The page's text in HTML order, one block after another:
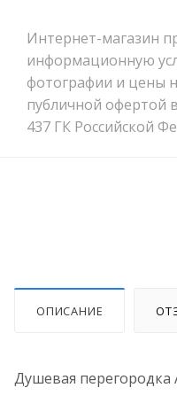
Интернет-магазин
информационную
фотографии и цены
публичной офертой
437 ГК Российской
ОПИСАНИЕ
Душевая перегородка